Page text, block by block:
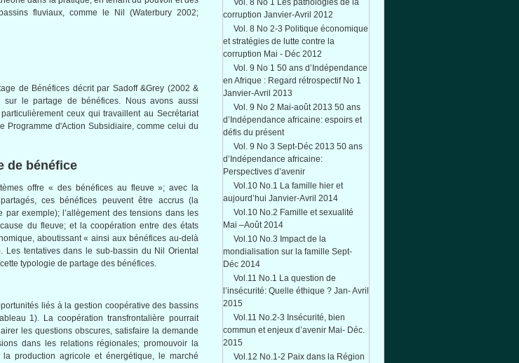
fluviaux, comme le Nil (Waterbury 2002;
de Bénéfices décritpar Sadoff&Grey (2002 &
surlepartage de bénéfices. Nous avons aussi
particulièrement ceuxquitravaillentauSecrétariat
Programme d'Action Subsidiaire,comme celui du
de bénéfice
offre « des bénéficesau fleuve »;avec la
partagés,ces bénéfices peuvent être accrus(la
parexemple); l’allègementdes tensions dansles
cause du fleuve; et la coopération entre desétats
, aboutissant«ainsi aux bénéfices au-delà
Les tentativesdans le sub-bassin du Nil Oriental
cette typologie de partage des bénéfices.
liés àlagestion coopérative des bassins
1). Lacoopération transfrontalière pourrait
les questions obscures, satisfaire la demande
dansles relationsrégionales;promouvoir la
la production agricole et énergétique, lemarché
Vol. 8 No 1 Les pathologies de la
corruption Janvier-Avril 2012
Vol. 8 No 2-3 Politique économique
et stratégies de lutte contre la
corruption Mai - Déc 2012
Vol. 9 No 1 50 ans d’Indépendance
en Afrique : Regard rétrospectif No 1
Janvier-Avril 2013
Vol. 9 No 2 Mai-août 2013 50 ans
d’Indépendance africaine: espoirs et
défis du présent
Vol. 9 No 3 Sept-Déc 2013 50 ans
d’Indépendance africaine:
Perspectives d’avenir
Vol.10 No.1 La famille hier et
aujourd’hui Janvier-Avril 2014
Vol.10 No.2 Famille et sexualité
Mai –Août 2014
Vol.10 No.3 Impact de la
mondialisation sur la famille Sept-
Déc 2014
Vol.11 No.1 La question de
l’insécurité: Quelle éthique ? Jan- Avril
2015
Vol.11 No.2-3 Insécurité, bien
commun et enjeux d’avenir Mai- Déc.
2015
Vol.12 No.1-2 Paix dans la Région